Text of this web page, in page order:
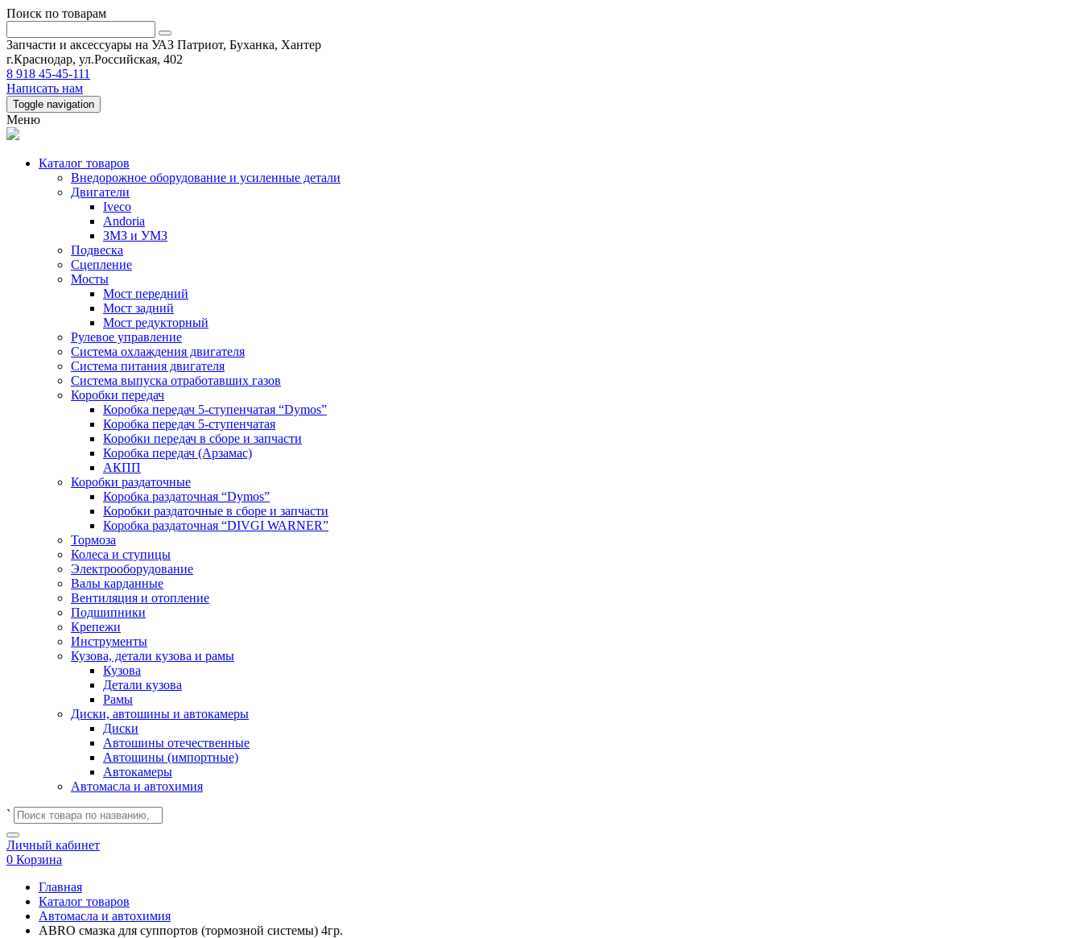
Поиск по товарам
Запчасти и аксессуары на УАЗ Патриот, Буханка, Хантер
г.Краснодар, ул.Российская, 402
8 918 45-45-111
Написать нам
Toggle navigation
Меню
Каталог товаров
Внедорожное оборудование и усиленные детали
Двигатели
Iveco
Andoria
ЗМЗ и УМЗ
Подвеска
Сцепление
Мосты
Мост передний
Мост задний
Мост редукторный
Рулевое управление
Система охлаждения двигателя
Система питания двигателя
Система выпуска отработавших газов
Коробки передач
Коробка передач 5-ступенчатая “Dymos”
Коробка передач 5-ступенчатая
Коробки передач в сборе и запчасти
Коробка передач (Арзамас)
АКПП
Коробки раздаточные
Коробка раздаточная “Dymos”
Коробки раздаточные в сборе и запчасти
Коробка раздаточная “DIVGI WARNER”
Тормоза
Колеса и ступицы
Электрооборудование
Валы карданные
Вентиляция и отопление
Подшипники
Крепежи
Инструменты
Кузова, детали кузова и рамы
Кузова
Детали кузова
Рамы
Диски, автошины и автокамеры
Диски
Автошины отечественные
Автошины (импортные)
Автокамеры
Автомасла и автохимия
`
Личный кабинет
0 Корзина
Главная
Каталог товаров
Автомасла и автохимия
ABRO смазка для суппортов (тормозной системы) 4гр.